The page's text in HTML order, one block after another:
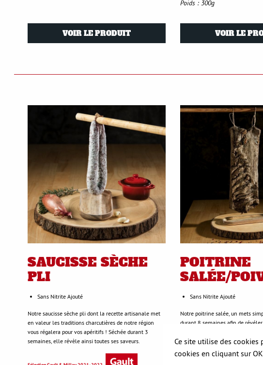
VOIR LE PRODUIT
Poids : 300g
VOIR LE
SAUCISSE SÈCHE
PLI
Sans Nitrite Ajouté
Notre saucisse sèche pli dont la recette artisanale met
en valeur les traditions charcutières de notre région
vous régalera pour vos apéritifs ! Séchée durant 3
semaines, elle révèle ainsi toutes ses saveurs.
POITRINE
SALÉE/
Sans Nitrite Ajouté
Notre poitrine salée, un mets
durant 8 semaines afin de
Sélection Gault & Millau 2021-2022
Ce site utilise des cookies
cookies en cliquant sur